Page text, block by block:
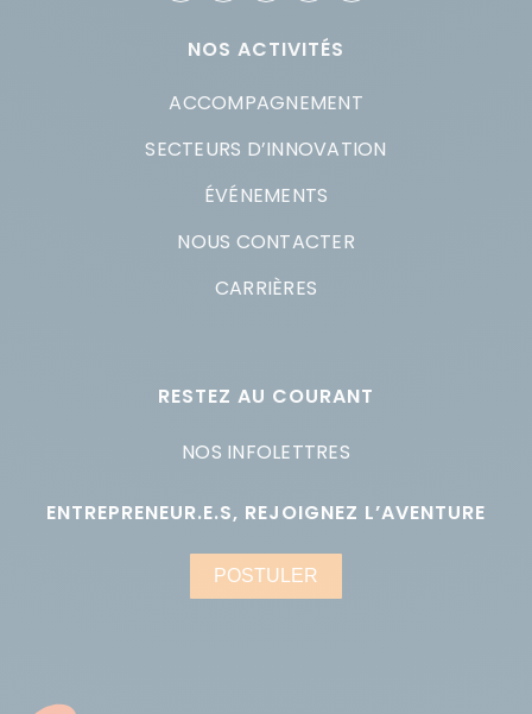
NOS ACTIVITÉS
ACCOMPAGNEMENT
SECTEURS D’INNOVATION
ÉVÉNEMENTS
NOUS CONTACTER
CARRIÈRES
RESTEZ AU COURANT
NOS INFOLETTRES
ENTREPRENEUR.E.S, REJOIGNEZ L’AVENTURE
POSTULER